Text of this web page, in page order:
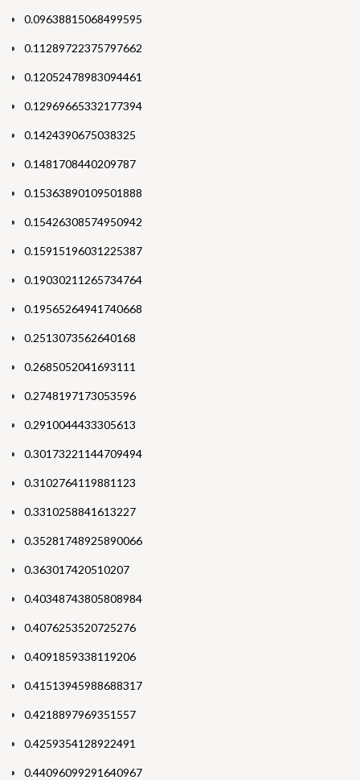
0.09638815068499595
0.11289722375797662
0.12052478983094461
0.12969665332177394
0.1424390675038325
0.1481708440209787
0.15363890109501888
0.15426308574950942
0.15915196031225387
0.19030211265734764
0.19565264941740668
0.2513073562640168
0.2685052041693111
0.2748197173053596
0.2910044433305613
0.30173221144709494
0.3102764119881123
0.3310258841613227
0.35281748925890066
0.363017420510207
0.40348743805808984
0.4076253520725276
0.4091859338119206
0.41513945988688317
0.4218897969351557
0.4259354128922491
0.44096099291640967